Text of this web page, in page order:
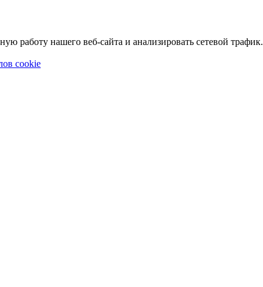
работу нашего веб-сайта и анализировать сетевой трафик.
cookie